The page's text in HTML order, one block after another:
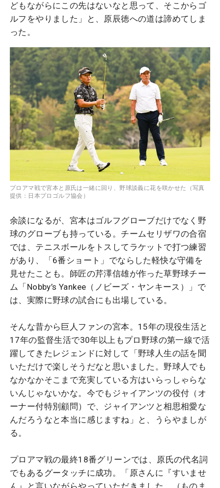
どもながらにこの先はないなと思って、そこからゴ
ルフをやりました」と、原辰徳への道は諦めてしま
った。
プロアマ戦で宮本と原氏は一緒に回り、野球談義に花を咲かせた（写真
提供：日本プロゴルフ協会）
余談になるが、宮本はゴルフグローブだけでなく野
球のグローブも持っている。チームセリザワの合宿
では、テニスボールをトスしてラケットで打つ練習
があり、「6番ショート」でならした軽快な守備を
見せたことも。師匠の芹澤信雄が作った草野球チー
ム「Nobby’s Yankee（ノビーズ・ヤンキース）」で
は、実際に野球の試合にも出場している。
そんな昔から巨人ファンの宮本。15年の現役生活と
17年の監督生活で30年以上もプロ野球の第一線で活
躍してきたレジェンドに対して「野球人生の話を聞
いただけで楽しそうだなと思いました。野球人でも
なかなかそこまで充実している方はいらっしゃらな
いんじゃないかな。今でもジャイアンツの役付（オ
ーナー付特別顧問）で、ジャイアンツと相思相愛な
んだろうなと本当に感じますね」と、うらやましが
る。
プロアマ戦の最終18番グリーンでは、原氏の代名詞
でもあるグータッチに成功。「原さんに『すいませ